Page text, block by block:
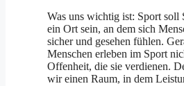
Was uns wichtig ist: Sport soll
ein Ort sein, an dem sich
sicher und gesehen fühlen.
Menschen erleben im Sport
Offenheit, die sie verdienen.
wir einen Raum, in dem